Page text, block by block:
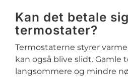
Kan det betale
termostater?
Termostaterne styrer
kan også blive slidt. Gamle
langsommere og mindre